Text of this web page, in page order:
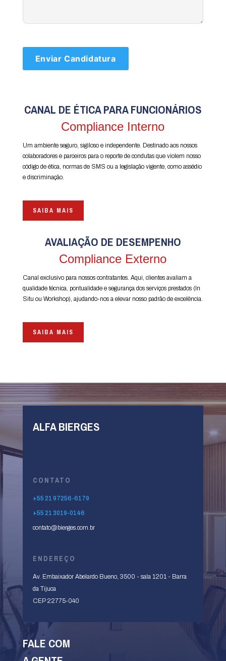
CANAL DE ÉTICA PARA FUNCIONÁRIOS
Compliance Interno
Um ambiente seguro, sigiloso e independente. Destinado aos nossos
colaboradores e parceiros para o reporte de condutas que violem nosso
código de ética, normas de SMS ou a legislação vigente, como assédio
e discriminação.
SAIBA MAIS
AVALIAÇÃO DE DESEMPENHO
Compliance Externo
Canal exclusivo para nossos contratantes. Aqui, clientes avaliam a
qualidade técnica, pontualidade e segurança dos serviços prestados (In
Situ ou Workshop), ajudando-nos a elevar nosso padrão de excelência.
SAIBA MAIS
ALFA BIERGES
CONTATO
+55 21 97256-6179
+55 21 3019-0146
contato@bierges.com.br
ENDEREÇO
Av. Embaixador Abelardo Bueno, 3500 - sala 1201 - Barra
da Tijuca
CEP 22775-040
FALE COM